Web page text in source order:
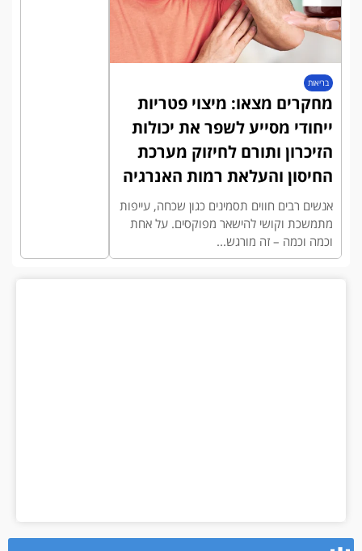
בריאות
מחקרים מצאו: מיצוי פטריות
ייחודי מסייע לשפר את יכולות
הזיכרון ותורם לחיזוק מערכת
החיסון והעלאת רמות האנרגיה
אנשים רבים חווים תסמינים כגון שכחה, עייפות
מתמשכת וקושי להישאר מפוקסים. על אחת
וכמה וכמה – זה מורגש...